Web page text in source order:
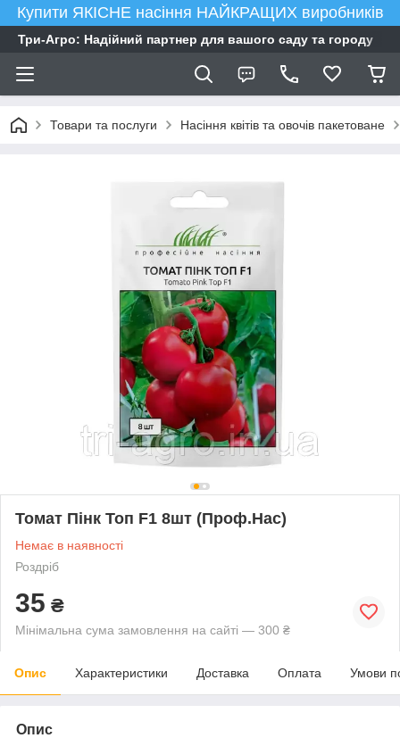
Купити ЯКІСНЕ насіння НАЙКРАЩИХ виробників
Три-Агро: Надійний партнер для вашого саду та городу
Товари та послуги Насіння квітів та овочів пакетоване
Томат Пінк Топ F1 8шт (Проф.Нас)
Немає в наявності
Роздріб
35 ₴
Мінімальна сума замовлення на сайті — 300 ₴
Опис Характеристики Доставка Оплата Умови
Опис